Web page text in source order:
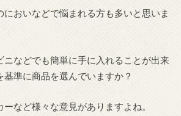
おいなどで悩まれる方も多いと思いま
ニなどでも簡単に手に入れることが出来
基準に商品を選んでいますか？
など様々な意見がありますよね。